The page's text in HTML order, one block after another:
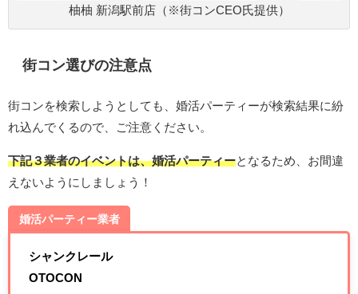
柚柚 新潟駅前店（※街コンCEO氏提供）
街コン選びの注意点
街コンを検索しようとしても、婚活パーティーが検索結果に紛
れ込んでくるので、ご注意ください。
下記３業者のイベントは、婚活パーティーとなるため、お間違
えないようにしましょう！
婚活パーティー業者
シャンクレール
OTOCON